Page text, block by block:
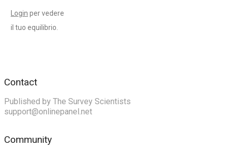
Login per vedere
il tuo equilibrio.
Contact
Published by The Survey Scientists
support@onlinepanel.net
Community